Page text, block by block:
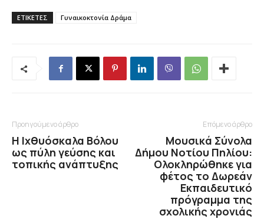
ΕΤΙΚΕΤΕΣ Γυναικοκτονία Δράμα
Προηγούμενο άρθρο
Η Ιχθυόσκαλα Βόλου
ως πύλη γεύσης και
τοπικής ανάπτυξης
Επόμενο άρθρο
Μουσικά Σύνολα
Δήμου Νοτίου Πηλίου:
Ολοκληρώθηκε για
φέτος το Δωρεάν
Εκπαιδευτικό
πρόγραμμα της
σχολικής χρονιάς